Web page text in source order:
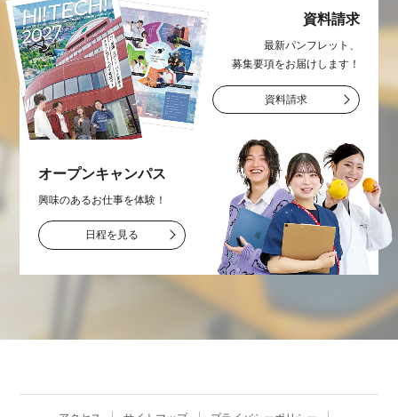
資料請求
最新パンフレット、
募集要項をお届け します！
資料請求
オープンキャンパス
興味のあるお仕事を体験！
日程を見る